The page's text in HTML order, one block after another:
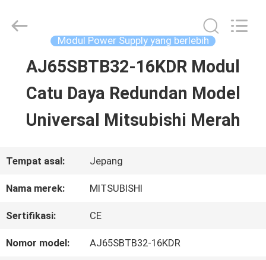
RUMAH
PRODUK
VIDEO
Wisdomlong
Modul Power Supply yang berlebih
AJ65SBTB32-16KDR Modul
Catu Daya Redundan Model
Universal Mitsubishi Merah
Tempat asal: Jepang
Nama merek: MITSUBISHI
Sertifikasi: CE
Nomor model: AJ65SBTB32-16KDR